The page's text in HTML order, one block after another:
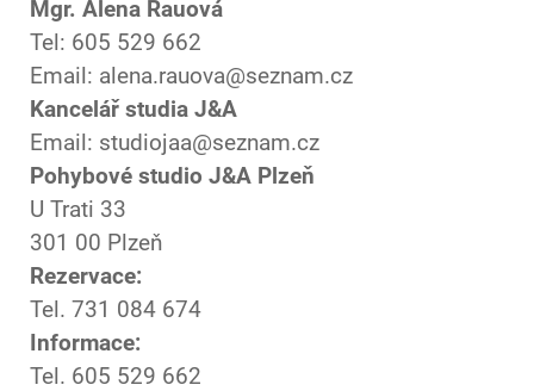
Mgr. Alena Rauová
Tel: 605 529 662
Email: alena.rauova@seznam.cz
Kancelář studia J&A
Email: studiojaa@seznam.cz
Pohybové studio J&A Plzeň
U Trati 33
301 00 Plzeň
Rezervace:
Tel. 731 084 674
Informace:
Tel. 605 529 662